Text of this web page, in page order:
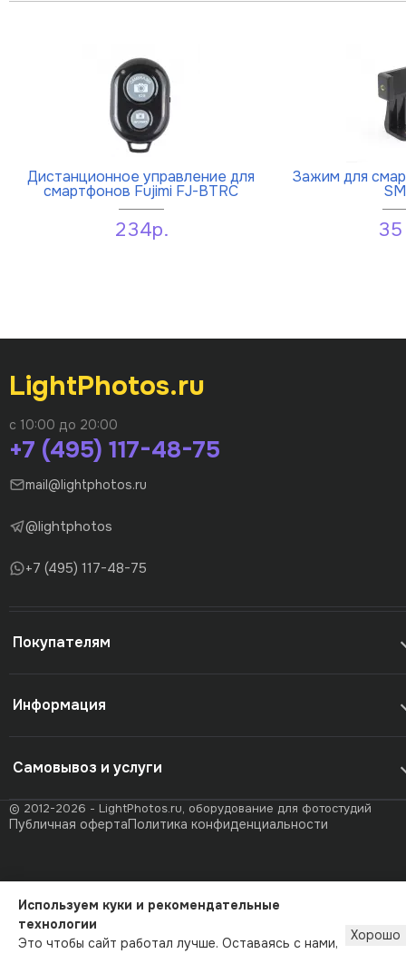
Дистанционное управление для
смартфонов Fujimi FJ-BTRC
234р.
Зажим для
LightPhotos.ru
с 10:00 до 20:00
+7 (495) 117-48-75
mail@lightphotos.ru
@lightphotos
+7 (495) 117-48-75
Покупателям
Информация
Самовывоз и услуги
© 2012-2026 - LightPhotos.ru, оборудование для фотостудий
Публичная офертаПолитика конфиденциальности
Используем куки и рекомендательные
технологии
Это чтобы сайт работал лучше. Оставаясь с нами,
Хорошо